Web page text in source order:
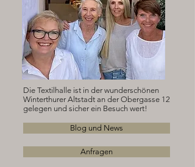
Die Textilhalle ist in der wunderschönen
Winterthurer Altstadt an der Obergasse 12
gelegen und sicher ein Besuch wert!
Blog und News
Anfragen